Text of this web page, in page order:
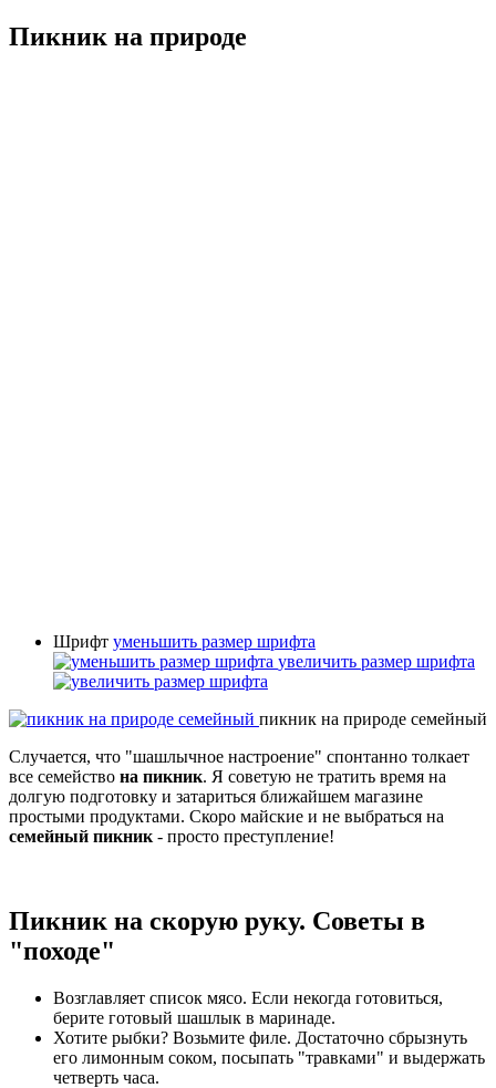
Пикник на природе
Шрифт уменьшить размер шрифта
увеличить размер шрифта
пикник на природе семейный
Случается, что "шашлычное настроение" спонтанно толкает
все семейство на пикник. Я советую не тратить время на
долгую подготовку и затариться ближайшем магазине
простыми продуктами. Скоро майские и не выбраться на
семейный пикник - просто преступление!
Пикник на скорую руку. Советы в
"походе"
Возглавляет список мясо. Если некогда готовиться,
берите готовый шашлык в маринаде.
Хотите рыбки? Возьмите филе. Достаточно сбрызнуть
его лимонным соком, посыпать "травками" и выдержать
четверть часа.